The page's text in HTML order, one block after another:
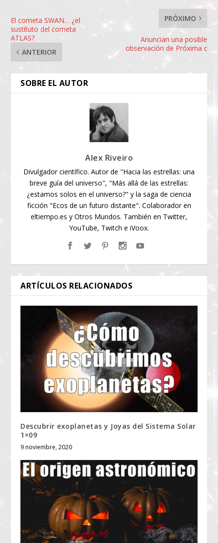
El cometa SWAN… ¿el
sustituto del cometa
ATLAS?
ANTERIOR
PRÓXIMO
Anuncian una posible
observación de Próxima c
SOBRE EL AUTOR
Alex Riveiro
Divulgador científico. Autor de "Hacia las estrellas: una
breve guía del universo", "Más allá de las estrellas:
¿estamos solos en el universo?" y la saga de ciencia
ficción "Ecos de un futuro distante". Colaborador en
eltiempo.es y Otros Mundos. También en Twitter,
YouTube, Twitch e iVoox.
ARTÍCULOS RELACIONADOS
Descubrir exoplanetas y Joyas del Sistema Solar
1×09
9 noviembre, 2020